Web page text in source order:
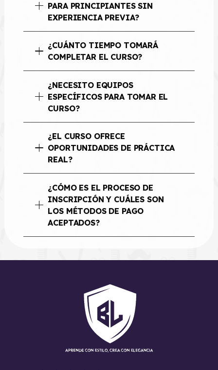
PARA PRINCIPIANTES SIN
EXPERIENCIA PREVIA?
¿CUÁNTO TIEMPO TOMARÁ
COMPLETAR EL CURSO?
¿NECESITO EQUIPOS
ESPECÍFICOS PARA TOMAR EL
CURSO?
¿EL CURSO OFRECE
OPORTUNIDADES DE PRÁCTICA
REAL?
¿CÓMO ES EL PROCESO DE
INSCRIPCIÓN Y CUÁLES SON
LOS MÉTODOS DE PAGO
ACEPTADOS?